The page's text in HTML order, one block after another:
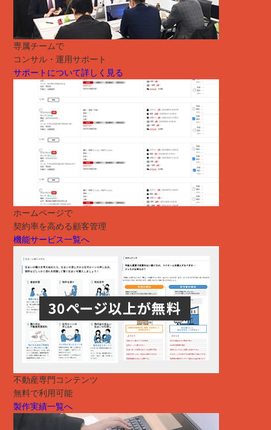
専属チームで
コンサル・運用サポート
サポートについて詳しく見る
ホームページで
契約率を高める顧客管理
機能サービス一覧へ
不動産専門コンテンツ
無料で利用可能
製作実績一覧へ